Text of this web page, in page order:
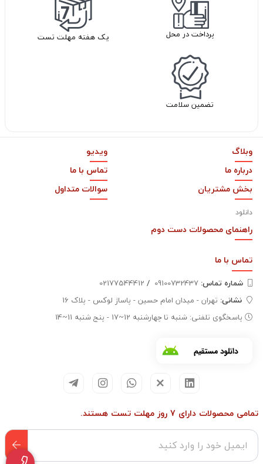
پرداخت در محل یک هفته مهلت تست
تضمین سلامت
وبلاگ
ویدیو
درباره ما
تماس با ما
بخش مشتریان
دانلود
سوالات متداول
راهنمای محصولات دست دوم
تماس با ما
شماره تماس‌: /
02177544412
نشانی: تهران - میدان امام حسین - پاساژ لوکس - پلاک 16
پاسخگوی تلفنی: شنبه تا چهارشنبه 12~17 - پنج شنبه 11~14
تمامی محصولات دارای 7 روز مهلت تست هستند.